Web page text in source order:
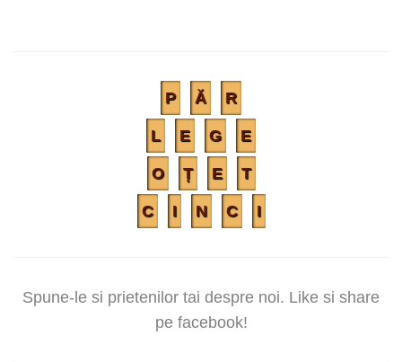
P Ă R
L E G E
O Ț E T
C I N C I
Spune-le si prietenilor tai despre noi. Like si share
pe facebook!